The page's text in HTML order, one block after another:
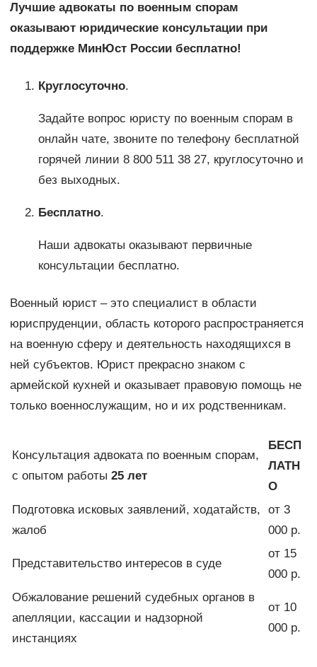
Лучшие адвокаты по военным спорам
оказывают юридические консультации при
поддержке МинЮст России бесплатно!
Круглосуточно.
Задайте вопрос юристу по военным спорам в
онлайн чате, звоните по телефону бесплатной
горячей линии 8 800 511 38 27, круглосуточно и
без выходных.
Бесплатно.
Наши адвокаты оказывают первичные
консультации бесплатно.
Военный юрист – это специалист в области
юриспруденции, область которого распространяется
на военную сферу и деятельность находящихся в
ней субъектов. Юрист прекрасно знаком с
армейской кухней и оказывает правовую помощь не
только военнослужащим, но и их родственникам.
Консультация адвоката по военным спорам,
с опытом работы 25 лет
БЕСП
ЛАТН
О
Подготовка исковых заявлений, ходатайств,
жалоб
от 3
000 р.
Представительство интересов в суде
от 15
000 р.
Обжалование решений судебных органов в
апелляции, кассации и надзорной
инстанциях
от 10
000 р.